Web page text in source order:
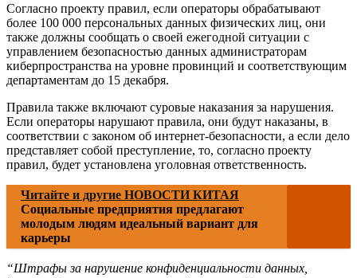
Согласно проекту правил, если операторы обрабатывают
более 100 000 персональных данных физических лиц, они
также должны сообщать о своей ежегодной ситуации с
управлением безопасностью данных администраторам
киберпространства на уровне провинций и соответствующим
департаментам до 15 декабря.
Правила также включают суровые наказания за нарушения.
Если операторы нарушают правила, они будут наказаны, в
соответствии с законом об интернет-безопасности, а если дело
представляет собой преступление, то, согласно проекту
правил, будет установлена уголовная ответственность.
Читайте и другие НОВОСТИ КИТАЯ
Социальные предприятия предлагают
молодым людям идеальный вариант для
карьеры
“Штрафы за нарушение конфиденциальности данных,